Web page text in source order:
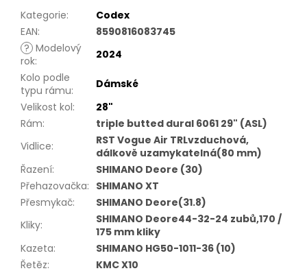
Kategorie:
Codex
EAN:
8590816083745
? Modelový
rok:
2024
Kolo podle
typu rámu:
Dámské
Velikost kol:
28"
Rám:
triple butted dural 6061 29" (ASL)
Vidlice:
RST Vogue Air TRLvzduchová,
dálkově uzamykatelná(80 mm)
Řazení:
SHIMANO Deore (30)
Přehazovačka: SHIMANO XT
Přesmykač:
SHIMANO Deore(31.8)
Kliky:
SHIMANO Deore44-32-24 zubů,170 /
175 mm kliky
Kazeta:
SHIMANO HG50-1011-36 (10)
Řetěz:
KMC X10